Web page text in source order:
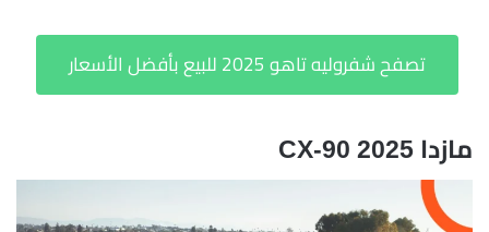
تصفح شفروليه تاهو 2025 للبيع بأفضل الأسعار
مازدا CX-90 2025